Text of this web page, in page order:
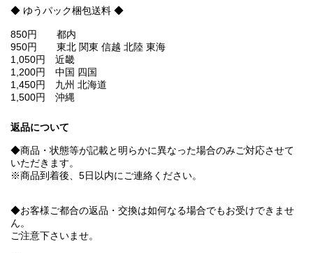
◆ ゆうパック梱包送料 ◆
850円 都内
950円 東北 関東 信越 北陸 東海
1,050円 近畿
1,200円 中国 四国
1,450円 九州 北海道
1,500円 沖縄
返品について
◆商品・状態等が記載と明らかに異なった場合のみご対応させて
いただきます。
※商品到着後、5日以内にご連絡ください。
◆お客様ご都合の返品・交換は如何なる場合でもお受けできませ
ん。
ご注意下さいませ。